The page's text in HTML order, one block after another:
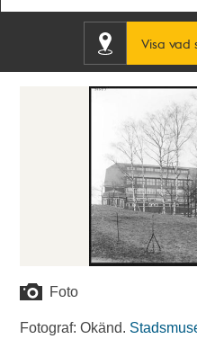
Visa vad
Foto
Fotograf: Okänd.